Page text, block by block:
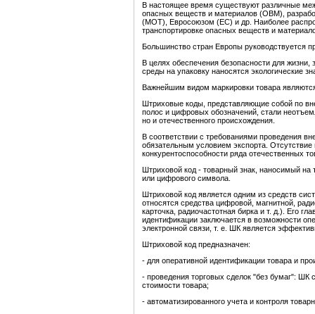
В настоящее время существуют различные
опасных веществ и материалов (ОВМ),
(МОТ), Евросоюзом (ЕС) и др. Наиболее
транспортировке опасных веществ и
Большинство стран Европы руководствуется
В целях обеспечения безопасности для
среды на упаковку наносятся экологические
Важнейшим видом маркировки товара
Штриховые коды, представляющие собой по
полос и цифровых обозначений, стали
но и отечественного происхождения.
В соответствии с требованиями проведения
обязательным условием экспорта.
конкурентоспособности ряда отечественных
Штриховой код - товарный знак, наносимый на
или цифрового символа.
Штриховой код является одним из средств
относятся средства цифровой, магнитной,
карточка, радиочастотная бирка и т. д.). Его
идентификации заключается в возможности
электронной связи, т. е. ШК является
Штриховой код предназначен:
- для оперативной идентификации товара и
- проведения торговых сделок "без бумаг": ШК
стоимости товара;
- автоматизированного учета и контроля